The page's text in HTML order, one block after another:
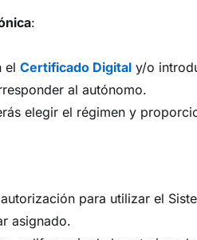
:
el Certificado Digital y/o
al autónomo.
elegir el régimen y
para utilizar el
asignado.